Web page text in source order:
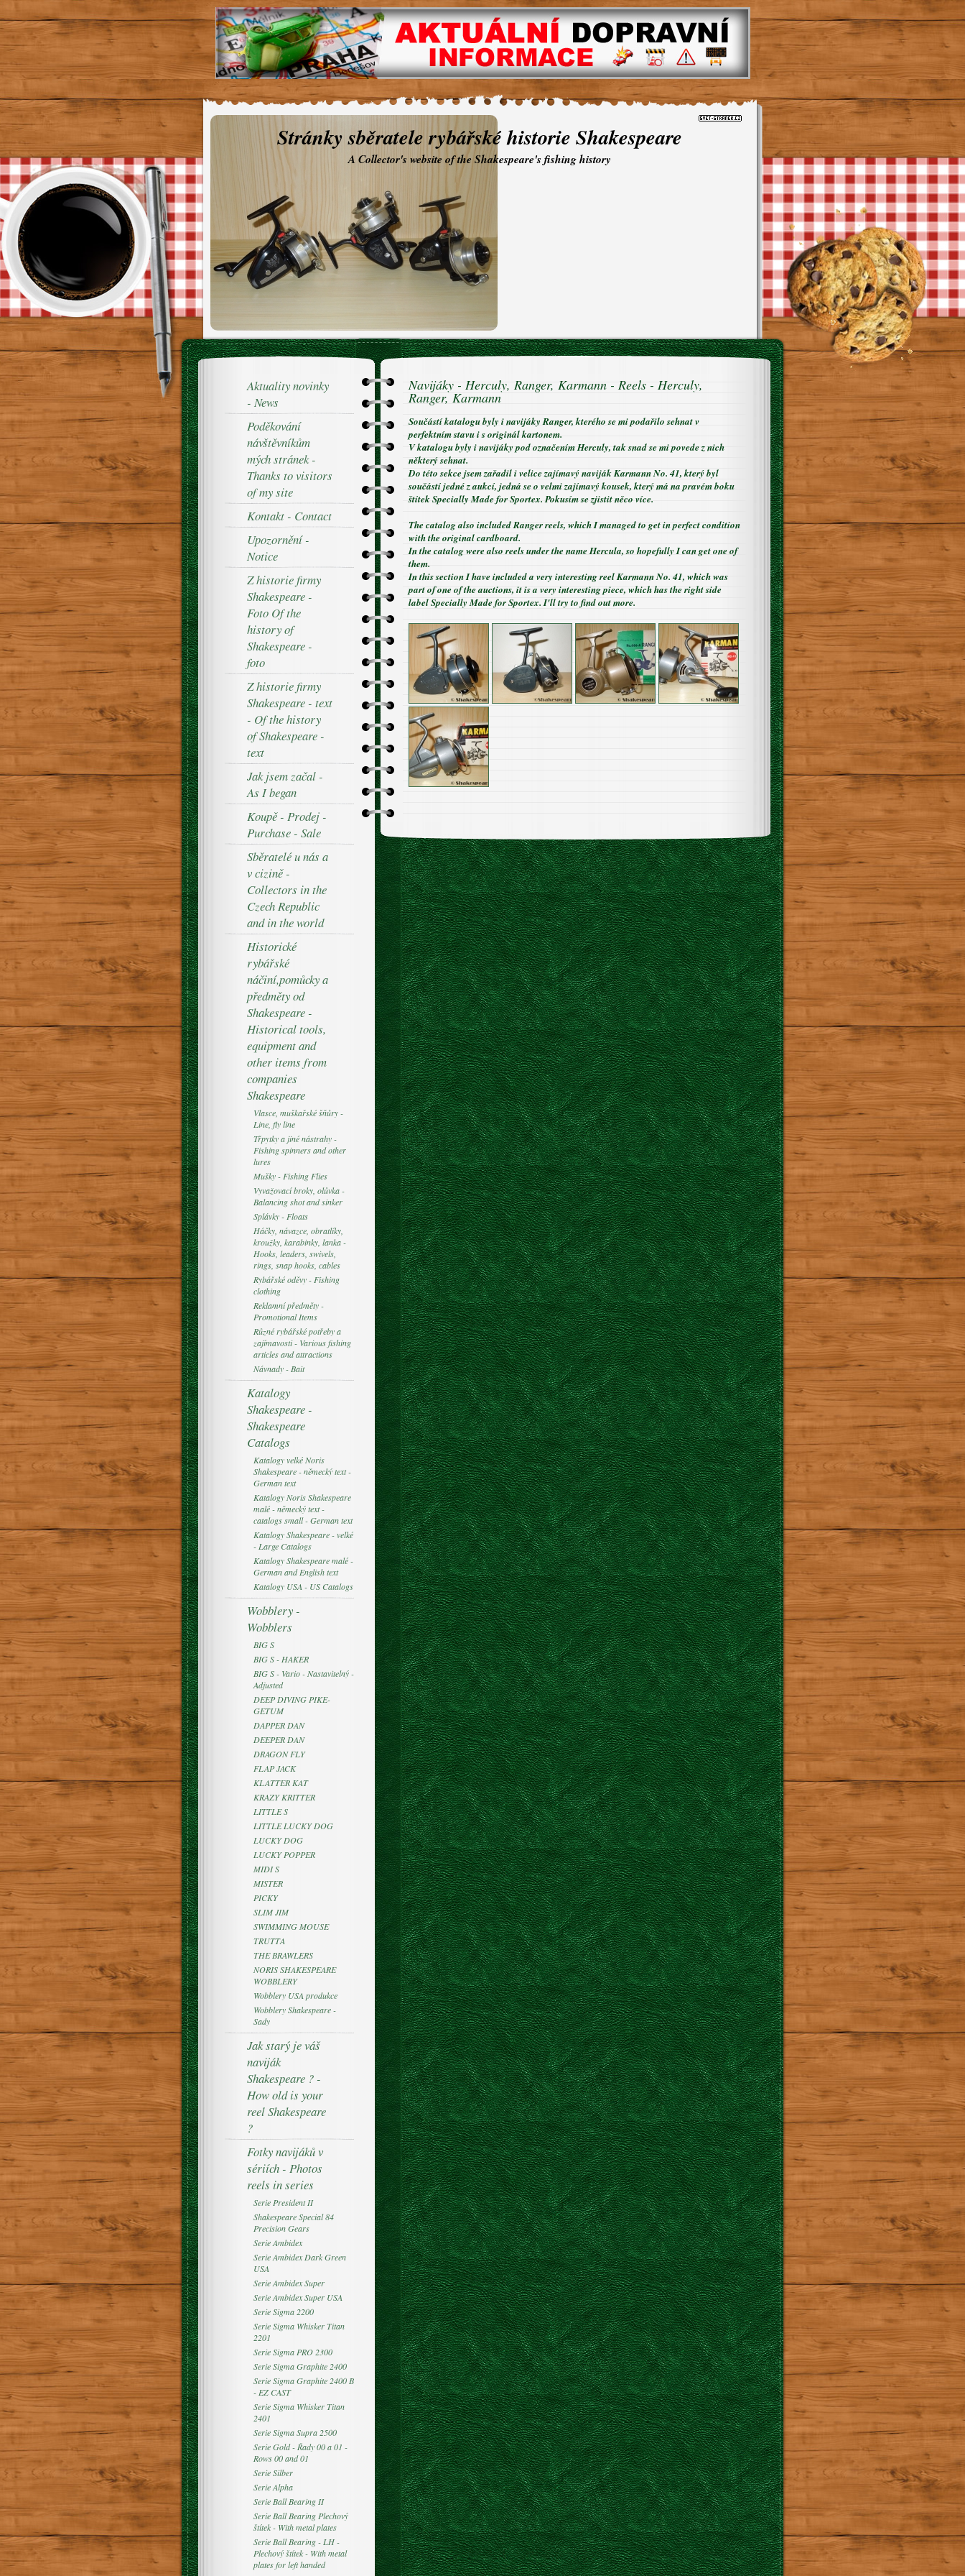
Stránky sběratele rybářské historie Shakespeare
A Collector's website of the Shakespeare's fishing history
Navijáky - Herculy, Ranger, Karmann - Reels - Herculy,
Ranger, Karmann
Součástí katalogu byly i navijáky Ranger, kterého se mi podařilo sehnat v
perfektním stavu i s originál kartonem.
V katalogu byly i navijáky pod označením Herculy, tak snad se mi povede z nich
některý sehnat.
Do této sekce jsem zařadil i velice zajímavý naviják Karmann No. 41, který byl
součástí jedné z aukcí, jedná se o velmi zajímavý kousek, který má na pravém boku
štítek Specially Made for Sportex. Pokusím se zjistit něco více.
The catalog also included Ranger reels, which I managed to get in perfect condition
with the original cardboard.
In the catalog were also reels under the name Hercula, so hopefully I can get one of
them.
In this section I have included a very interesting reel Karmann No. 41, which was
part of one of the auctions, it is a very interesting piece, which has the right side
label Specially Made for Sportex. I'll try to find out more.
Aktuality novinky
- News
Poděkování
návštěvníkům
mých stránek -
Thanks to visitors
of my site
Kontakt - Contact
Upozornění -
Notice
Z historie firmy
Shakespeare -
Foto Of the
history of
Shakespeare -
foto
Z historie firmy
Shakespeare - text
- Of the history
of Shakespeare -
text
Jak jsem začal -
As I began
Koupě - Prodej -
Purchase - Sale
Sběratelé u nás a
v cizině -
Collectors in the
Czech Republic
and in the world
Historické
rybářské
náčiní,pomůcky a
předměty od
Shakespeare -
Historical tools,
equipment and
other items from
companies
Shakespeare
Vlasce, muškařské šňůry -
Line, fly line
Třpytky a jiné nástrahy -
Fishing spinners and other
lures
Mušky - Fishing Flies
Vyvažovací broky, olůvka -
Balancing shot and sinker
Splávky - Floats
Háčky, návazce, obratlíky,
kroužky, karabinky, lanka -
Hooks, leaders, swivels,
rings, snap hooks, cables
Rybářské oděvy - Fishing
clothing
Reklamní předměty -
Promotional Items
Různé rybářské potřeby a
zajímavosti - Various fishing
articles and attractions
Návnady - Bait
Katalogy
Shakespeare -
Shakespeare
Catalogs
Katalogy velké Noris
Shakespeare - německý text -
German text
Katalogy Noris Shakespeare
malé - německý text -
catalogs small - German text
Katalogy Shakespeare - velké
- Large Catalogs
Katalogy Shakespeare malé -
German and English text
Katalogy USA - US Catalogs
Wobblery -
Wobblers
BIG S
BIG S - HAKER
BIG S - Vario - Nastavitelný -
Adjusted
DEEP DIVING PIKE-
GETUM
DAPPER DAN
DEEPER DAN
DRAGON FLY
FLAP JACK
KLATTER KAT
KRAZY KRITTER
LITTLE S
LITTLE LUCKY DOG
LUCKY DOG
LUCKY POPPER
MIDI S
MISTER
PICKY
SLIM JIM
SWIMMING MOUSE
TRUTTA
THE BRAWLERS
NORIS SHAKESPEARE
WOBBLERY
Wobblery USA produkce
Wobblery Shakespeare -
Sady
Jak starý je váš
naviják
Shakespeare ? -
How old is your
reel Shakespeare
?
Fotky navijáků v
sériích - Photos
reels in series
Serie President II
Shakespeare Special 84
Precision Gears
Serie Ambidex
Serie Ambidex Dark Green
USA
Serie Ambidex Super
Serie Ambidex Super USA
Serie Sigma 2200
Serie Sigma Whisker Titan
2201
Serie Sigma PRO 2300
Serie Sigma Graphite 2400
Serie Sigma Graphite 2400 B
- EZ CAST
Serie Sigma Whisker Titan
2401
Serie Sigma Supra 2500
Serie Gold - Řady 00 a 01 -
Rows 00 and 01
Serie Silber
Serie Alpha
Serie Ball Bearing II
Serie Ball Bearing Plechový
štítek - With metal plates
Serie Ball Bearing - LH -
Plechový štítek - With metal
plates for left handed